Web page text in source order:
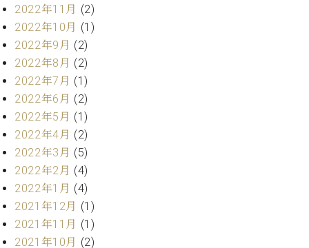
W.
ホ
フ
マ
ン
プ
ロ
フ
ェ
ッ
シ
ョ
ナ
ル
内
(PDF)
問
い
合
わ
せ
本
社
：
八
王
2022年11月 (2)
2022年10月 (1)
2022年9月 (2)
2022年8月 (2)
2022年7月 (1)
2022年6月 (2)
2022年5月 (1)
2022年4月 (2)
2022年3月 (5)
2022年2月 (4)
2022年1月 (4)
2021年12月 (1)
2021年11月 (1)
2021年10月 (2)